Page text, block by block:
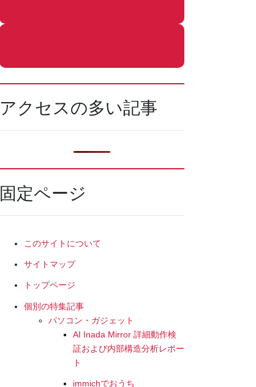
アクセスの多い記事
固定ページ
このサイトについて
サイトマップ
トップページ
個別の特集記事
パソコン・ガジェット
AI Inada Mirror 詳細動作検
証および内部構造分析レポー
ト
immichでおうち